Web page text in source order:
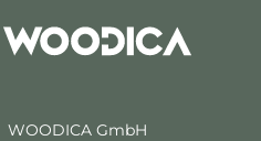
WOODICA GmbH